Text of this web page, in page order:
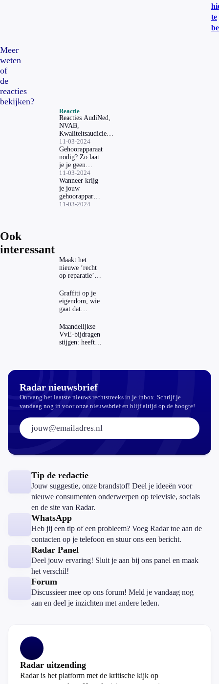
te
Meer
weten
of
de
reacties
bekijken?
Reactie
Reacties AudiNed,
NVAB,
Kwaliteitsaudiciens,
CvZA en
Hoorprofs
11-03-2024
Gehoorapparaat
nodig? Zo laat
je je geen
onnodig duur
apparaat
aansmeren
11-03-2024
Wanneer krijg
je jouw
gehoorapparaat
vergoed?
11-03-2024
Ook
interessant
Maakt het
nieuwe ‘recht
op reparatie’
echt
aantrekkelijker?
Graffiti op je
eigendom, wie
gaat dat
Maandelijkse
VvE-bijdragen
stijgen: heeft
Radar nieuwsbrief
Ontvang het laatste nieuws rechtstreeks in je inbox. Schrijf je
vandaag nog in voor onze nieuwsbrief en blijf altijd op de hoogte!
E-mailadres:
Tip de redactie
Jouw suggestie, onze brandstof! Deel je ideeën voor
nieuwe consumenten onderwerpen op televisie, socials
en de site van Radar.
WhatsApp
Heb jij een tip of een probleem? Voeg Radar toe aan de
contacten op je telefoon en stuur ons een bericht.
Radar Panel
Deel jouw ervaring! Sluit je aan bij ons panel en maak
het verschil!
Forum
Discussieer mee op ons forum! Meld je vandaag nog
aan en deel je inzichten met andere leden.
Radar uitzending
Radar is het platform met de kritische kijk op